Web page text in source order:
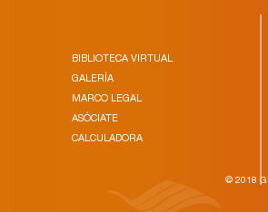
BIBLIOTECA VIRTUAL
GALERÍA
MARCO LEGAL
ASÓCIATE
CALCULADORA
© 2018